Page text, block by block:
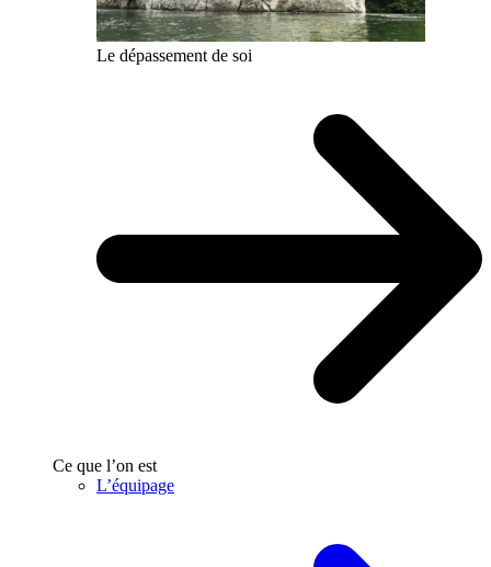
Le dépassement de soi
Ce que l’on est
L’équipage